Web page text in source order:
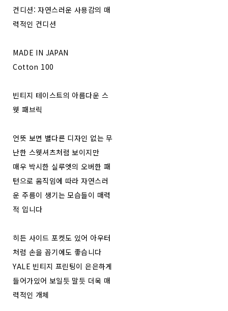
컨디션: 자연스러운 사용감의 매
력적인 컨디션
MADE IN JAPAN
Cotton 100
빈티지 테이스트의 아름다운 스
웻 패브릭
언뜻 보면 별다른 디자인 없는 무
난한 스웻셔츠처럼 보이지만
매우 박시한 실루엣의 오버한 패
턴으로 움직임에 따라 자연스러
운 주름이 생기는 모습들이 매력
적 입니다
히든 사이드 포켓도 있어 아우터
처럼 손을 꼽기에도 좋습니다
YALE 빈티지 프린팅이 은은하게
들어가있어 보일듯 말듯 더욱 매
력적인 개체